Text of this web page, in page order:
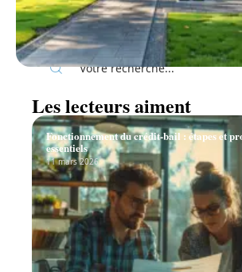
Recherche
Les lecteurs aiment
Fonctionnement du crédit-bail : étapes et
essentiels
11 mars 2026